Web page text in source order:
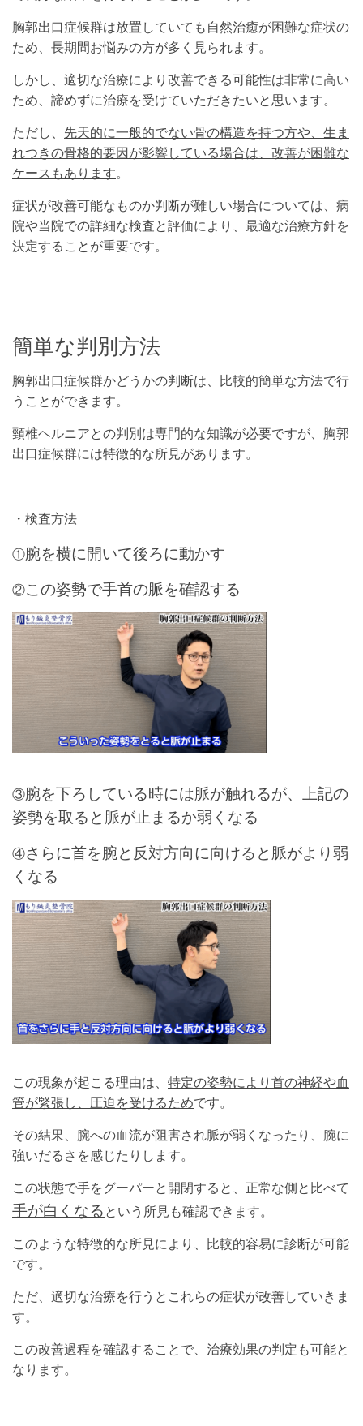
胸郭出口症候群は放置していても自然治癒が困難な症状の
ため、長期間お悩みの方が多く見られます。
しかし、適切な治療により改善できる可能性は非常に高い
ため、諦めずに治療を受けていただきたいと思います。
ただし、 先天的に一般的でない骨の構造を持つ方や、生ま
れつきの骨格的要因が影響している場合は、改善が困難な
ケースもあります。
症状が改善可能なものか判断が難しい場合については、病
院や当院での詳細な検査と評価により、最適な治療方針を
決定することが重要です。
簡単な判別方法
胸郭出口症候群かどうかの判断は、比較的簡単な方法で行
うことができます。
頸椎ヘルニアとの判別は専門的な知識が必要ですが、胸郭
出口症候群には特徴的な所見があります。
・検査方法
①腕を横に開いて後ろに動かす
②この姿勢で手首の脈を確認する
③腕を下ろしている時には脈が触れるが、上記の
姿勢を取ると脈が止まるか弱くなる
④さらに首を腕と反対方向に向けると脈がより弱
くなる
この現象が起こる理由は、 特定の姿勢により首の神経や血
管が緊張し、圧迫を受けるためです。
その結果、腕への血流が阻害され脈が弱くなったり、腕に
強いだるさを感じたりします。
この状態で手をグーパーと開閉すると、正常な側と比べて
手が白くなるという所見も確認できます。
このような特徴的な所見により、比較的容易に診断が可能
です。
ただ、適切な治療を行うとこれらの症状が改善していきま
す。
この改善過程を確認することで、治療効果の判定も可能と
なります。